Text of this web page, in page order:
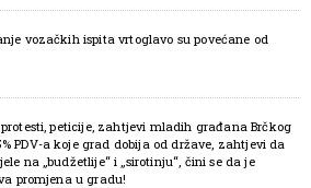
vozačkih ispita vrtoglavo su povećane od
protesti, peticije, zahtjevi mladih građana Brčkog
PDV-a koje grad dobija od države, zahtjevi da
na „budžetlije“ i „sirotinju“, čini se da je
promjena u gradu!